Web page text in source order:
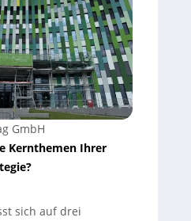
GmbH
Kernthemen Ihrer
sich auf drei